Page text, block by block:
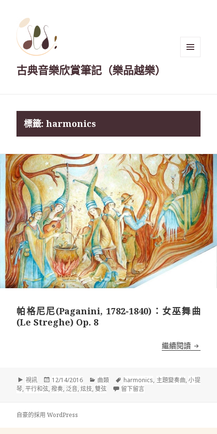
古典音樂欣賞筆記（樂品越樂）
標籤:harmonics
帕格尼尼(Paganini, 1782-1840)：女巫舞曲
(Le Streghe) Op. 8
繼續閱讀 帕格
格
式
視訊
發
佈
12/14/2016
分
類
曲類
標
籤
harmonics, 主題變奏曲,小提
琴,平行和弦,撥奏, 泛音,炫技,雙弦 留下留言在 帕格尼尼(Paganini,
自豪的採用 WordPress